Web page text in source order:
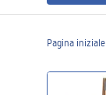
Pagina iniziale